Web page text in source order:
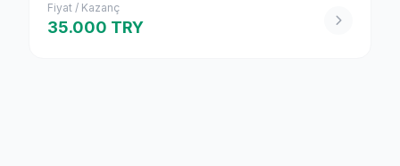
Fiyat / Kazanç
35.000 TRY